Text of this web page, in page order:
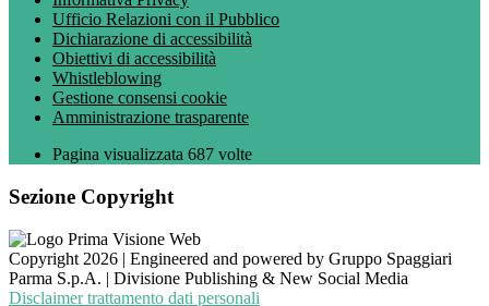
Ufficio Relazioni con il Pubblico
Dichiarazione di accessibilità
Obiettivi di accessibilità
Whistleblowing
Gestione consensi cookie
Amministrazione trasparente
Pagina visualizzata 687 volte
Sezione Copyright
Copyright 2026 | Engineered and powered by Gruppo Spaggiari
Parma S.p.A. | Divisione Publishing & New Social Media
Disclaimer trattamento dati personali